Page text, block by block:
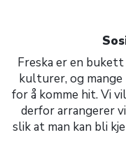
Freska er en
kulturer, og
for å komme hit. Vi
derfor arrangerer
slik at man kan bli